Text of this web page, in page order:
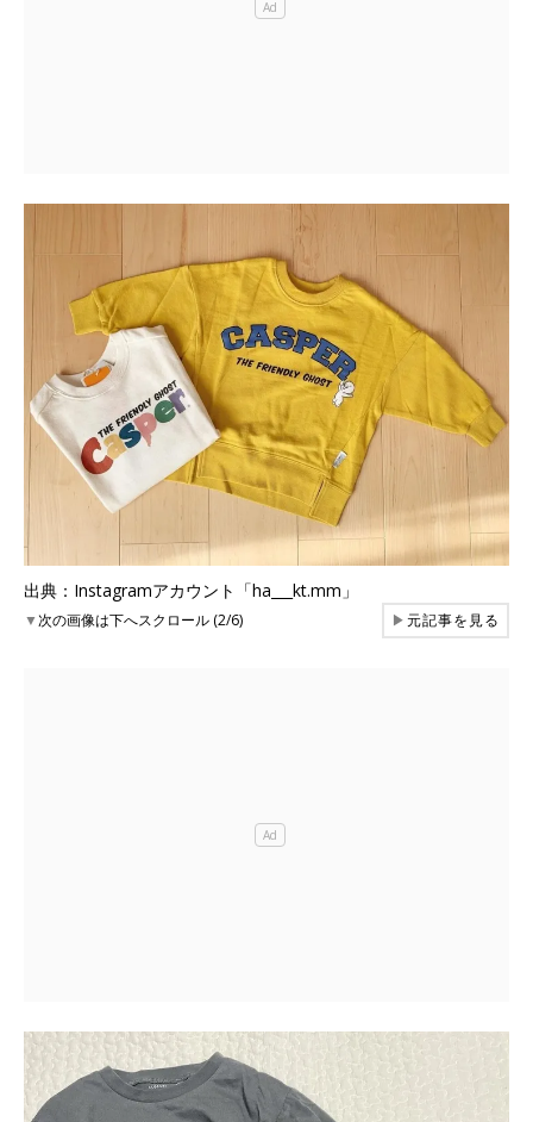
出典：Instagramアカウント「ha___kt.mm」
▼次の画像は下へスクロール (2/6) ▶元記事を見る